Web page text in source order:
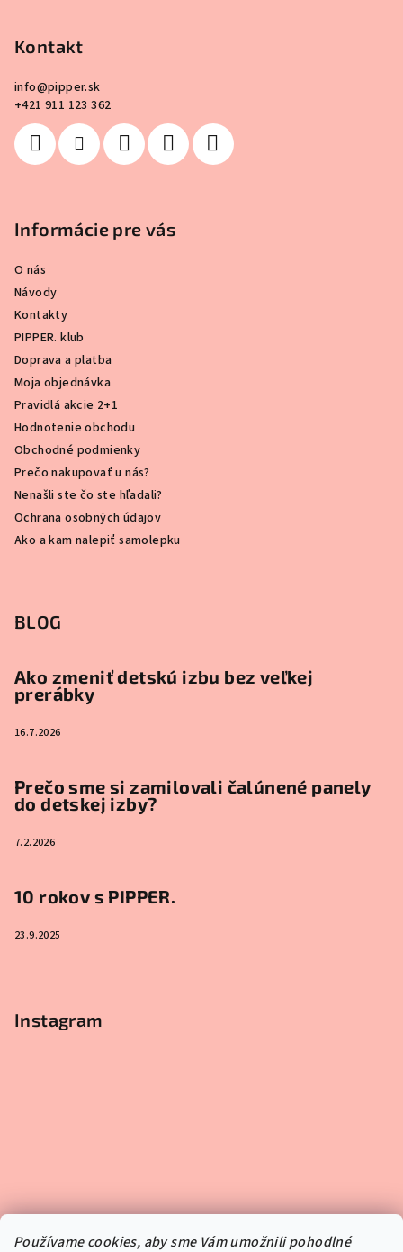
Používame cookies, aby sme Vám umožnili pohodlné
Kontakt
info@pipper.sk
+421 911 123 362
Informácie pre vás
O nás
Návody
Kontakty
PIPPER. klub
Doprava a platba
Moja objednávka
Pravidlá akcie 2+1
Hodnotenie obchodu
Obchodné podmienky
Prečo nakupovať u nás?
Nenašli ste čo ste hľadali?
Ochrana osobných údajov
Ako a kam nalepiť samolepku
BLOG
Ako zmeniť detskú izbu bez veľkej
prerábky
16.7.2026
Prečo sme si zamilovali čalúnené panely
do detskej izby?
7.2.2026
10 rokov s PIPPER.
23.9.2025
Instagram